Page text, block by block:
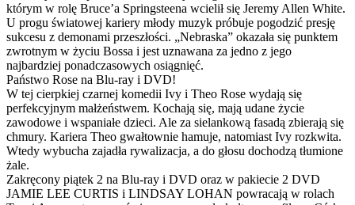
którym w rolę Bruce’a Springsteena wcielił się Jeremy Allen White.
U progu światowej kariery młody muzyk próbuje pogodzić presję
sukcesu z demonami przeszłości. „Nebraska” okazała się punktem
zwrotnym w życiu Bossa i jest uznawana za jedno z jego
najbardziej ponadczasowych osiągnięć.
Państwo Rose na Blu-ray i DVD!
W tej cierpkiej czarnej komedii Ivy i Theo Rose wydają się
perfekcyjnym małżeństwem. Kochają się, mają udane życie
zawodowe i wspaniałe dzieci. Ale za sielankową fasadą zbierają się
chmury. Kariera Theo gwałtownie hamuje, natomiast Ivy rozkwita.
Wtedy wybucha zajadła rywalizacja, a do głosu dochodzą tłumione
żale.
Zakręcony piątek 2 na Blu-ray i DVD oraz w pakiecie 2 DVD
JAMIE LEE CURTIS i LINDSAY LOHAN powracają w rolach